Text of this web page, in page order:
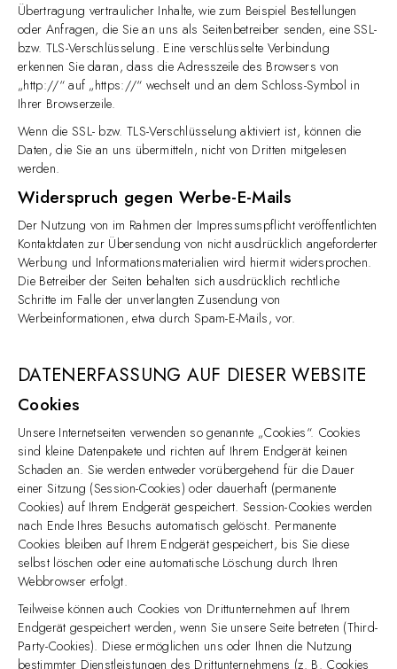
Übertragung vertraulicher Inhalte, wie zum Beispiel Bestellungen
oder Anfragen, die Sie an uns als Seitenbetreiber senden, eine SSL-
bzw. TLS-Verschlüsselung. Eine verschlüsselte Verbindung
erkennen Sie daran, dass die Adresszeile des Browsers von
„http://“ auf „https://“ wechselt und an dem Schloss-Symbol in
Ihrer Browserzeile.
Wenn die SSL- bzw. TLS-Verschlüsselung aktiviert ist, können die
Daten, die Sie an uns übermitteln, nicht von Dritten mitgelesen
werden.
Widerspruch gegen Werbe-E-Mails
Der Nutzung von im Rahmen der Impressumspflicht veröffentlichten
Kontaktdaten zur Übersendung von nicht ausdrücklich angeforderter
Werbung und Informationsmaterialien wird hiermit widersprochen.
Die Betreiber der Seiten behalten sich ausdrücklich rechtliche
Schritte im Falle der unverlangten Zusendung von
Werbeinformationen, etwa durch Spam-E-Mails, vor.
DATENERFASSUNG AUF DIESER WEBSITE
Cookies
Unsere Internetseiten verwenden so genannte „Cookies“. Cookies
sind kleine Datenpakete und richten auf Ihrem Endgerät keinen
Schaden an. Sie werden entweder vorübergehend für die Dauer
einer Sitzung (Session-Cookies) oder dauerhaft (permanente
Cookies) auf Ihrem Endgerät gespeichert. Session-Cookies werden
nach Ende Ihres Besuchs automatisch gelöscht. Permanente
Cookies bleiben auf Ihrem Endgerät gespeichert, bis Sie diese
selbst löschen oder eine automatische Löschung durch Ihren
Webbrowser erfolgt.
Teilweise können auch Cookies von Drittunternehmen auf Ihrem
Endgerät gespeichert werden, wenn Sie unsere Seite betreten (Third-
Party-Cookies). Diese ermöglichen uns oder Ihnen die Nutzung
bestimmter Dienstleistungen des Drittunternehmens (z. B. Cookies